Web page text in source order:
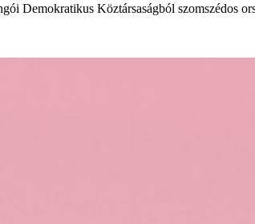
Demokratikus Köztársaságból szomszédos